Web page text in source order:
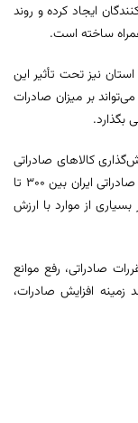
ایجاد کرده و روند
ساخته است.
نیز تحت تأثیر این
بر میزان صادرات
بگذارد.
کالاهای صادراتی
عنوان کرد و گفت: در حال حاضر ارزش هر تن کالای صادراتی ایران بین ۳۰۰ تا
بسیاری از موارد با ارزش
صادراتی، رفع موانع
افزایش صادرات،